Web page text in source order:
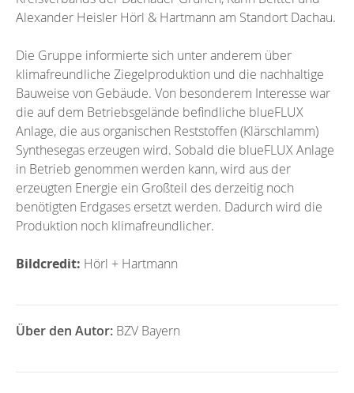
Alexander Heisler Hörl & Hartmann am Standort Dachau.
Die Gruppe informierte sich unter anderem über
klimafreundliche Ziegelproduktion und die nachhaltige
Bauweise von Gebäude. Von besonderem Interesse war
die auf dem Betriebsgelände befindliche blueFLUX
Anlage, die aus organischen Reststoffen (Klärschlamm)
Synthesegas erzeugen wird. Sobald die blueFLUX Anlage
in Betrieb genommen werden kann, wird aus der
erzeugten Energie ein Großteil des derzeitig noch
benötigten Erdgases ersetzt werden. Dadurch wird die
Produktion noch klimafreundlicher.
Bildcredit: Hörl + Hartmann
Über den Autor: BZV Bayern